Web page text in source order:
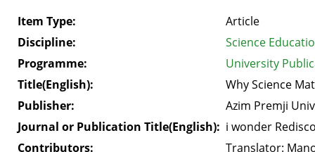
Item Type:
Article
Discipline:
Science
Programme:
University
Title(English):
Why Science
Publisher:
Azim Premji
Journal or Publication Title(English): i wonder
Contributors:
Translator: